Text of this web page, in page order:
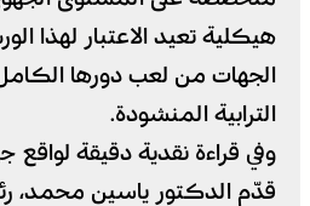
هيكلية تعيد الاعتبار لهذا
الجهات من لعب دورها
الترابية المنشودة.
وفي قراءة نقدية دقيقة لواقع
قدّم الدكتور ياسين محمد،